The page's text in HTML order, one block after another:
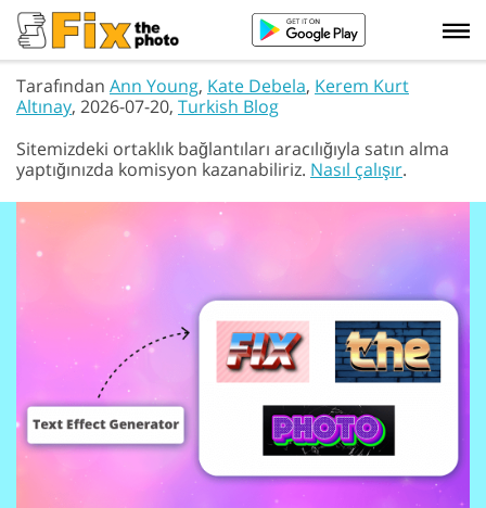
Tarafından Ann Young, Kate Debela, Kerem Kurt
Altınay, 2026-07-20, Turkish Blog
Sitemizdeki ortaklık bağlantıları aracılığıyla satın alma
yaptığınızda komisyon kazanabiliriz. Nasıl çalışır.